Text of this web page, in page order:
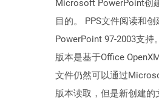
Microsoft PowerPoint创
目的。 PPS文件阅读和
PowerPoint 97-2003支持
版本是基于Office
文件仍然可以通过
版本读取，但是新创建的